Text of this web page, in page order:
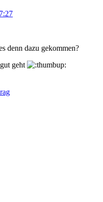
denn dazu gekommen?
geht